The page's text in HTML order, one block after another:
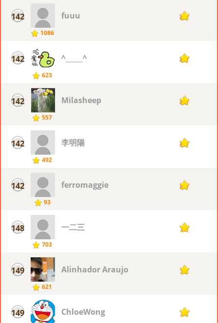
142
1086
fuuu 80
142
623
^_____^ 80
142
557
Milasheep 80
142
492
李明陽 80
142
93
ferromaggie 80
148
703
一二三 79
149
621
Alinhador Araujo 78
149 ChloeWong 78